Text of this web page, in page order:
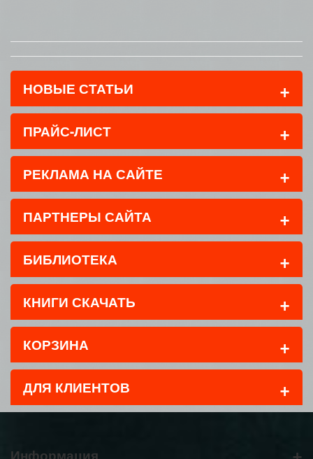
НОВЫЕ СТАТЬИ +
ПРАЙС-ЛИСТ +
РЕКЛАМА НА САЙТЕ +
ПАРТНЕРЫ САЙТА +
БИБЛИОТЕКА +
КНИГИ СКАЧАТЬ +
КОРЗИНА +
ДЛЯ КЛИЕНТОВ +
Информация